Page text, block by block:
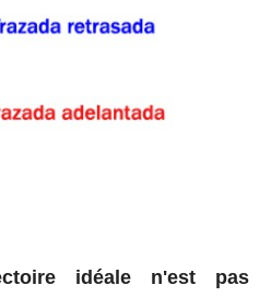
idéale n'est pas